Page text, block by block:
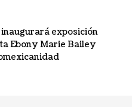
inaugurará exposición
Ebony Marie Bailey